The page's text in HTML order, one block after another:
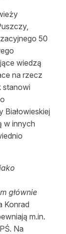
50
wiedzą
na rzecz
stanowi
w innych
głównie
Konrad
m.in.
Na